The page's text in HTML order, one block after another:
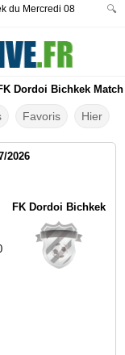
du Mercredi 08
🔍
Dordoi Bichkek
Favoris Hier
2026
FK Dordoi Bichkek